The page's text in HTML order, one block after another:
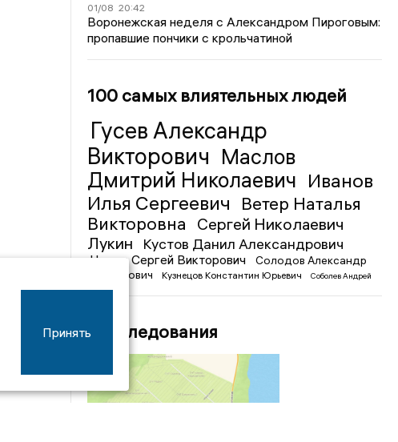
01/08 20:42
Воронежская неделя с Александром Пироговым:
пропавшие пончики с крольчатиной
100 самых влиятельных людей
Гусев Александр
Викторович Маслов
Дмитрий Николаевич Иванов
Илья Сергеевич
Ветер Наталья
Викторовна
Сергей Николаевич
Лукин
Кустов Данил Александрович
Чижов Сергей Викторович
Солодов Александр
Михайлович
Кузнецов Константин Юрьевич
Соболев Андрей
Иванович
Расследования
Принять